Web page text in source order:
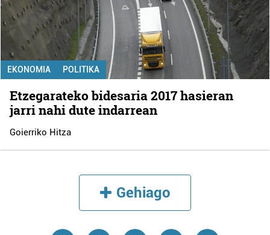
EKONOMIA POLITIKA
Etzegarateko bidesaria 2017 hasieran
jarri nahi dute indarrean
Goierriko Hitza
Gehiago